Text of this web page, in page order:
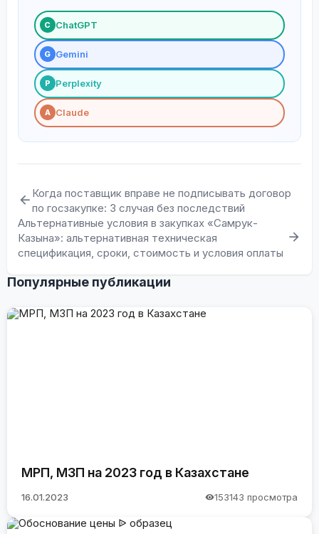
С ChatGPT
G Gemini
P Perplexity
A Claude
Когда поставщик вправе не подписывать договор
по госзакупке: 3 случая без последствий
Альтернативные условия в закупках «Самрук-
Казына»: альтернативная техническая
спецификация, сроки, стоимость и условия оплаты
Популярные публикации
МРП, МЗП на 2023 год в Казахстане
16.01.2023 153143 просмотра